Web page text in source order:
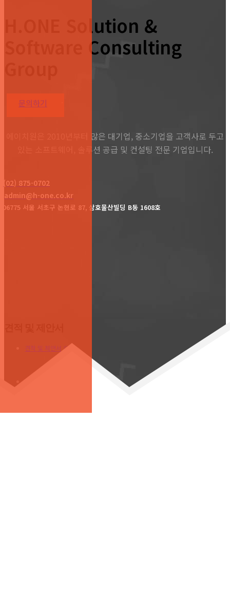
H.ONE Solution &
Software Consulting
문의하기
에이치원은 2010년부터 많은 대기업, 중소기업을 고객사로 두고
있는 소프트웨어, 솔루션 공급 및 컨설팅 전문 기업입니다.
(02) 875-0702
admin@h-one.co.kr
06775 서울 서초구 논현로 87, 삼호물산빌딩 B동 1608호
견적 및 제안서 요청
개인정보 취급방침